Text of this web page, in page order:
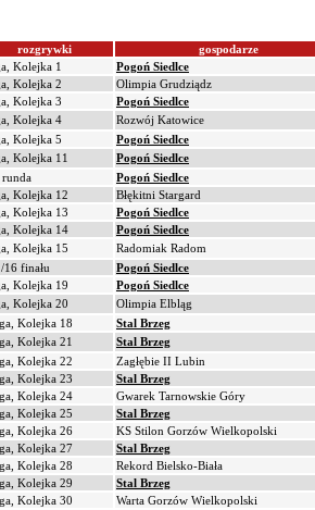
rozgrywki
gospodarze
Kolejka 1
Pogoń Siedlce
Kolejka 2
Olimpia Grudziądz
Kolejka 3
Pogoń Siedlce
Kolejka 4
Rozwój Katowice
Kolejka 5
Pogoń Siedlce
Kolejka 11
Pogoń Siedlce
runda
Pogoń Siedlce
Kolejka 12
Błękitni Stargard
Kolejka 13
Pogoń Siedlce
Kolejka 14
Pogoń Siedlce
Kolejka 15
Radomiak Radom
16 finału
Pogoń Siedlce
Kolejka 19
Pogoń Siedlce
Kolejka 20
Olimpia Elbląg
Kolejka 18
Stal Brzeg
Kolejka 21
Stal Brzeg
Kolejka 22
Zagłębie II Lubin
Kolejka 23
Stal Brzeg
Kolejka 24
Gwarek Tarnowskie Góry
Kolejka 25
Stal Brzeg
Kolejka 26
KS Stilon Gorzów Wielkopolski
Kolejka 27
Stal Brzeg
Kolejka 28
Rekord Bielsko-Biała
Kolejka 29
Stal Brzeg
Kolejka 30
Warta Gorzów Wielkopolski